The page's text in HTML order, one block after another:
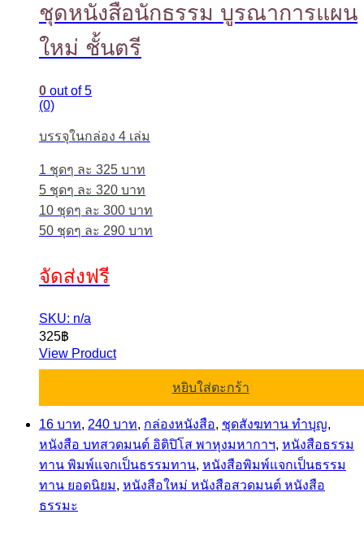
ชุดหนังสือนักธรรม บูรณาการแผน
ใหม่ ชั้นตรี
0 out of 5
(0)
บรรจุในกล่อง 4 เล่ม
1 ชุดๆ ละ 325 บาท
5 ชุดๆ ละ 320 บาท
10 ชุดๆ ละ 300 บาท
50 ชุดๆ ละ 290 บาท
จัดส่งฟรี
SKU: n/a
325฿
View Product
หยิบใส่ตะกร้า
16 บาท, 240 บาท, กล่องหนังสือ, ชุดสังฆทาน ทำบุญ,
หนังสือ บทสวดมนต์ อิติปิโส พาหุงมหากาฯ, หนังสือธรรม
ทาน พิมพ์แจกเป็นธรรมทาน, หนังสือพิมพ์แจกเป็นธรรม
ทาน ยอดนิยม, หนังสือใหม่ หนังสือสวดมนต์ หนังสือ
ธรรมะ